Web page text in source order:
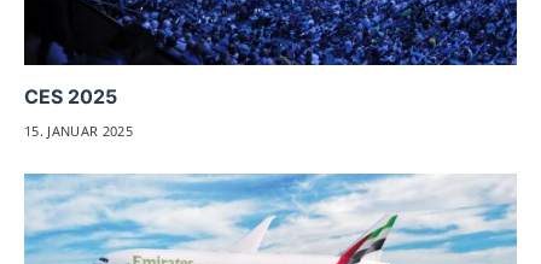
CES 2025
15. JANUAR 2025